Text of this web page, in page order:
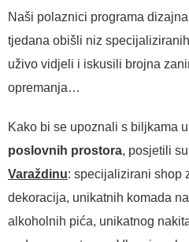
Naši polaznici programa
tjedana obišli niz
uživo vidjeli i iskusili brojna
opremanja…
Kako bi se upoznali s biljkama
poslovnih prostora, posjetili su
Varaždinu: specijalizirani shop
dekoracija, unikatnih komada
alkoholnih pića, unikatnog